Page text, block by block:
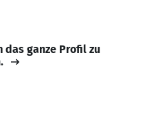
das ganze Profil zu